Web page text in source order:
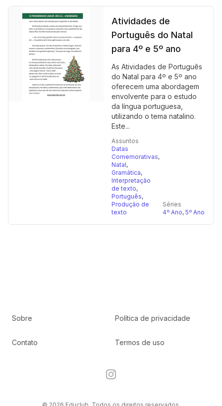
Atividades de
Português do Natal
para 4º e 5º ano
As Atividades de Português
do Natal para 4º e 5º ano
oferecem uma abordagem
envolvente para o estudo
da língua portuguesa,
utilizando o tema natalino.
Este...
Assuntos
Datas
Comemorativas,
Natal,
Gramática,
Interpretação
de texto,
Português,
Produção de
texto
Séries
4º Ano, 5º Ano
Sobre
Contato
Política de privacidade
Termos de uso
Instagram